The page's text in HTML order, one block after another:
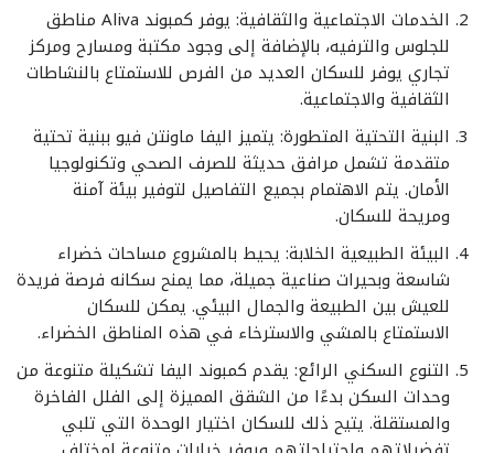
الخدمات الاجتماعية والثقافية: يوفر كمبوند Aliva مناطق
للجلوس والترفيه، بالإضافة إلى وجود مكتبة ومسارح ومركز
تجاري يوفر للسكان العديد من الفرص للاستمتاع بالنشاطات
الثقافية والاجتماعية.
البنية التحتية المتطورة: يتميز اليفا ماونتن فيو ببنية تحتية
متقدمة تشمل مرافق حديثة للصرف الصحي وتكنولوجيا
الأمان. يتم الاهتمام بجميع التفاصيل لتوفير بيئة آمنة
ومريحة للسكان.
البيئة الطبيعية الخلابة: يحيط بالمشروع مساحات خضراء
شاسعة وبحيرات صناعية جميلة، مما يمنح سكانه فرصة فريدة
للعيش بين الطبيعة والجمال البيئي. يمكن للسكان
الاستمتاع بالمشي والاسترخاء في هذه المناطق الخضراء.
التنوع السكني الرائع: يقدم كمبوند اليفا تشكيلة متنوعة من
وحدات السكن بدءًا من الشقق المميزة إلى الفلل الفاخرة
والمستقلة. يتيح ذلك للسكان اختيار الوحدة التي تلبي